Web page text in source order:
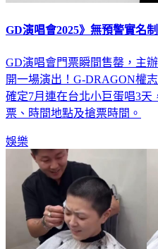
GD演唱會2025》無預警實名
GD演唱會門票瞬間售罄，主
開一場演出！G-DRAGON權
確定7月連在台北小巨蛋唱3天
票、時間地點及搶票時間。
娛樂